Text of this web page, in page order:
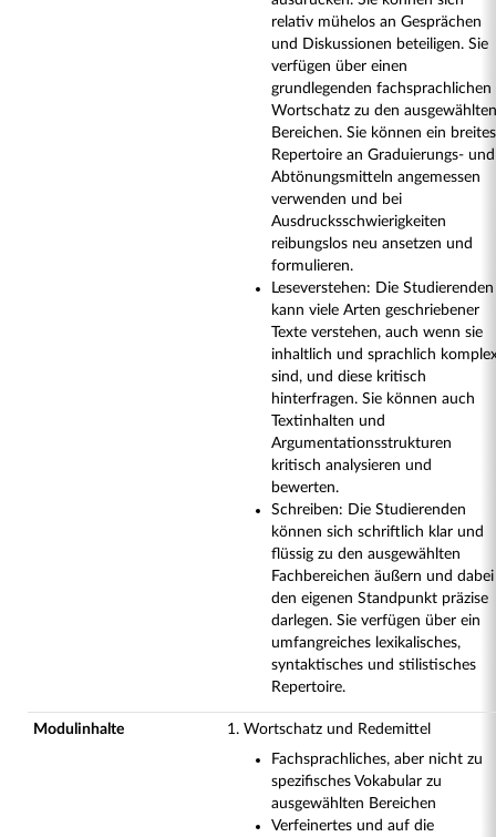
relativ mühelos an Gesprächen
und Diskussionen beteiligen. Sie
verfügen über einen
grundlegenden fachsprachlichen
Wortschatz zu den ausgewählten
Bereichen. Sie können ein breites
Repertoire an Graduierungs- und
Abtönungsmitteln angemessen
verwenden und bei
Ausdrucksschwierigkeiten
reibungslos neu ansetzen und
formulieren.
Leseverstehen: Die Studierenden
kann viele Arten geschriebener
Texte verstehen, auch wenn sie
inhaltlich und sprachlich
sind, und diese kritisch
hinterfragen. Sie können auch
Textinhalten und
Argumentationsstrukturen
kritisch analysieren und
bewerten.
Schreiben: Die Studierenden
können sich schriftlich klar und
flüssig zu den ausgewählten
Fachbereichen äußern und dabei
den eigenen Standpunkt präzise
darlegen. Sie verfügen über ein
umfangreiches lexikalisches,
syntaktisches und stilistisches
Repertoire.
Modulinhalte
1. Wortschatz und Redemittel
Fachsprachliches, aber nicht zu
spezifisches Vokabular zu
ausgewählten Bereichen
Verfeinertes und auf die